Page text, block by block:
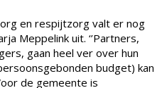
en respijtzorg valt er nog
Meppelink uit. ‘’Partners,
gaan heel ver over hun
budget) kan
de gemeente is